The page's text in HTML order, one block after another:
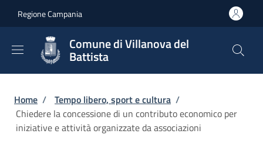
Regione Campania
Comune di Villanova del
Battista
Briciole di pane
Home / Tempo libero, sport e cultura /
Chiedere la concessione di un contributo economico per
iniziative e attività organizzate da associazioni